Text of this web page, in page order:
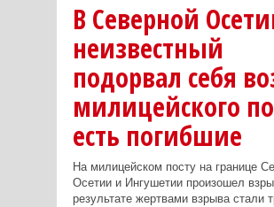
В Северной
неизвестный
подорвал себя
милицейского
есть погибшие
На милицейском посту на границе
Осетии и Ингушетии произошел
результате жертвами взрыва стали